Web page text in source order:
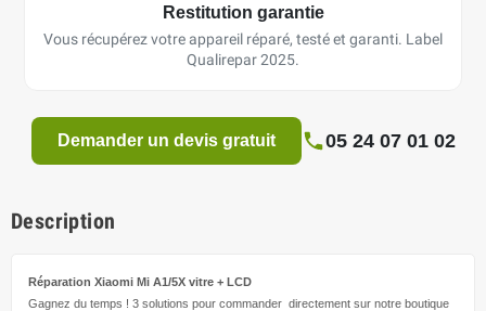
Restitution garantie
Vous récupérez votre appareil réparé, testé et garanti. Label
Qualirepar 2025.
Demander un devis gratuit 05 24 07 01 02
Description
Réparation Xiaomi Mi A1/5X vitre + LCD
Gagnez du temps ! 3 solutions pour commander directement sur notre boutique